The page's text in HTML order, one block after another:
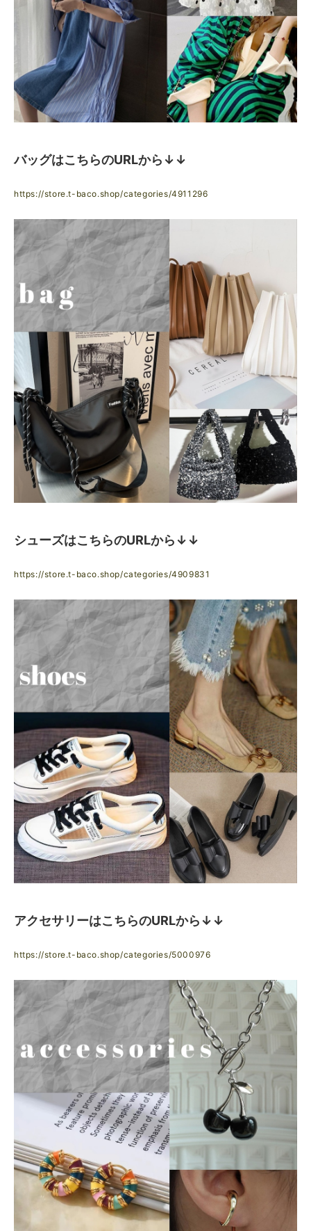
バッグはこちらのURLから↓↓
https://store.t-baco.shop/categories/4911296
シューズはこちらのURLから↓↓
https://store.t-baco.shop/categories/4909831
アクセサリーはこちらのURLから↓↓
https://store.t-baco.shop/categories/5000976